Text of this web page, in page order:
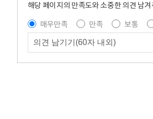
해당 페이지의 만족도와 소중한 의견 남
매우만족
만족 보통